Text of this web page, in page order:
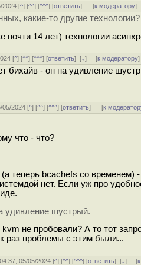
2024 [^] [^^] [^^^] [ответить] [к модератору]
какие-то другие технологии?
14 лет) технологии
[^] [^^] [^^^] [ответить][↓] [к модератору]
бихайв - он на удивление
05/2024 [^] [^^] [^^^] [ответить] [к
что - что?
(а теперь bcachefs со
нет. Если уж про
удивление шустрый.
не пробовали? А то тот
раз проблемы с этим были...
05/05/2024 [^] [^^] [^^^] [ответить][↓] [